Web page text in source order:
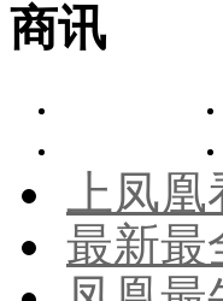
商讯
上凤
最新最